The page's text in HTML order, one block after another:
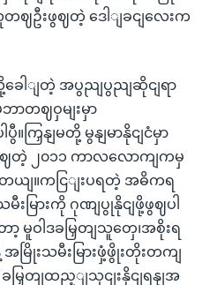
ဈဦးဖွဈတဲ့ ဒေါျခငျလေးက
လို့ခေါျတဲ့ အပွညျပွညျဆိုငျရာ
ာတဈဝှမျးမှာ
ကြှနျမတို့ မွနျမာနိုငျငံမှာ
ဈတဲ့ ၂၀၁၁ ကာလလောကျကမှ
တယျ။ကငြျးပရတဲ့ အဓိကရ
မြားကို ဂုဏျပွုနိုငျဖို့ဖွဈပါ
မူဝါဒခမြှတျသူတှေ၊အစိုးရ
ြိုးသမီးမြားဖှံ့ဖွိုးတိုးတကျ
ြှတျထည့ျသှငျးနိုငျရနျအ